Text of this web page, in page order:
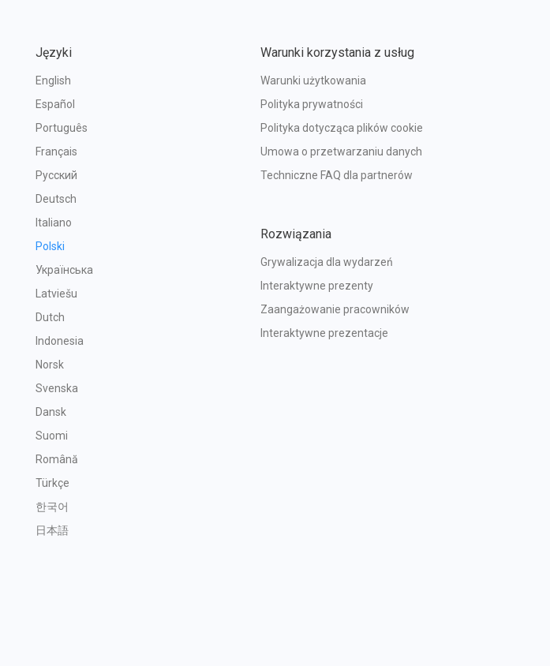
Języki
English
Español
Português
Français
Русский
Deutsch
Italiano
Polski
Українська
Latviešu
Dutch
Indonesia
Norsk
Svenska
Dansk
Suomi
Română
Türkçe
한국어
日本語
Warunki korzystania z usług
Warunki użytkowania
Polityka prywatności
Polityka dotycząca plików cookie
Umowa o przetwarzaniu danych
Techniczne FAQ dla partnerów
Rozwiązania
Grywalizacja dla wydarzeń
Interaktywne prezenty
Zaangażowanie pracowników
Interaktywne prezentacje